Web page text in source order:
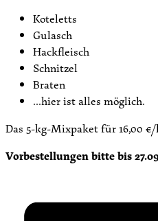
Koteletts
Gulasch
Hackfleisch
Schnitzel
Braten
…hier ist alles möglich.
Das 5-kg-Mixpaket für 16,00
Vorbestellungen bitte bis